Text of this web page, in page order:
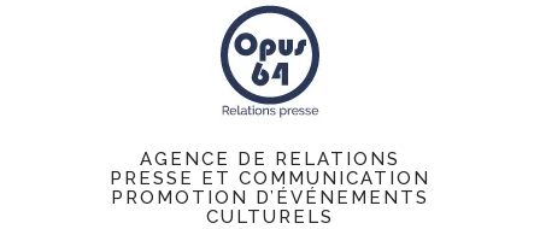
AGENCE DE RELATIONS
PRESSE ET COMMUNICATION
PROMOTION D’ÉVÉNEMENTS
CULTURELS